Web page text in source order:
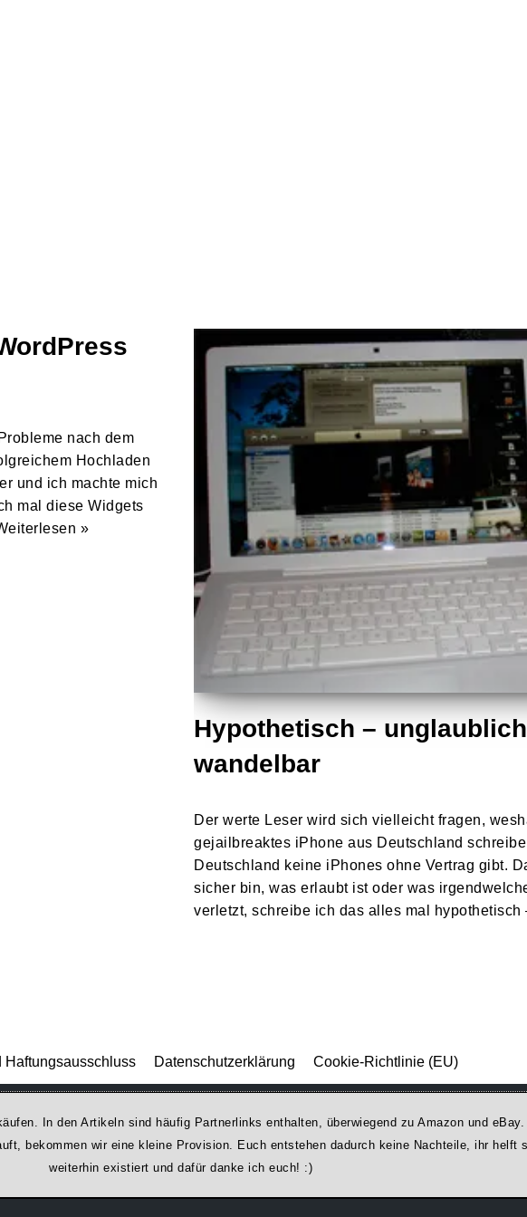
nach dem
Hochladen
und ich machte mich
mal diese Widgets
»
Hypothetisch –
wandelbar
Der werte Leser wird sich vielleicht fragen,
gejailbreaktes iPhone aus Deutschland
Deutschland keine iPhones ohne Vertrag gibt.
sicher bin, was erlaubt ist oder was
verletzt, schreibe ich das alles mal
Haftungsausschluss Datenschutzerklärung Cookie-Richtlinie (EU)
In den Artikeln sind häufig Partnerlinks enthalten, überwiegend zu Amazon und
bekommen wir ei­ne kleine Provision. Euch entstehen dadurch keine Nachteile, ihr helft
weiterhin existiert und dafür danke ich euch! :)